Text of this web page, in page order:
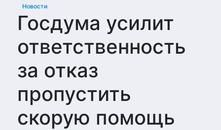
Новости
Госдума усилит
ответственность
за отказ
пропустить
скорую помощь